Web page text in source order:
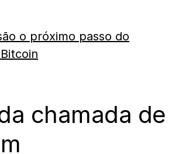
o próximo passo do
chamada de